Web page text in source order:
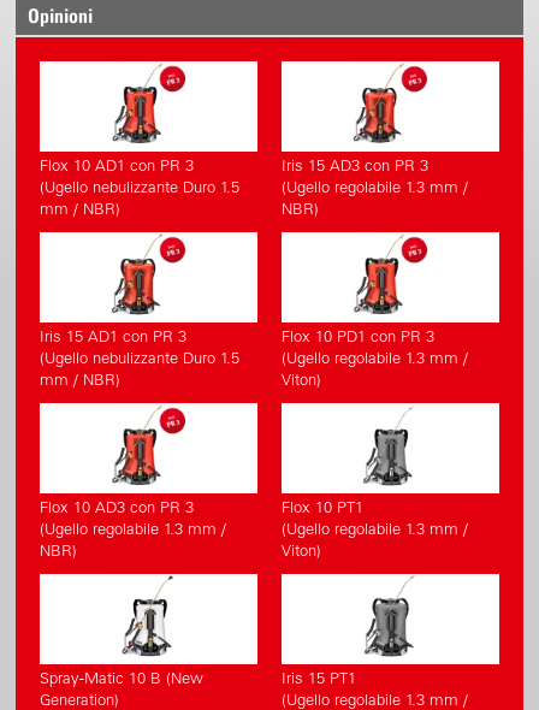
Opinioni
Flox 10 AD1 con PR 3
(Ugello nebulizzante Duro 1.5
mm / NBR)
Iris 15 AD3 con PR 3
(Ugello regolabile 1.3 mm /
NBR)
Iris 15 AD1 con PR 3
(Ugello nebulizzante Duro 1.5
mm / NBR)
Flox 10 PD1 con PR 3
(Ugello regolabile 1.3 mm /
Viton)
Flox 10 AD3 con PR 3
(Ugello regolabile 1.3 mm /
NBR)
Flox 10 PT1
(Ugello regolabile 1.3 mm /
Viton)
Spray-Matic 10 B (New
Generation)
Iris 15 PT1
(Ugello regolabile 1.3 mm /